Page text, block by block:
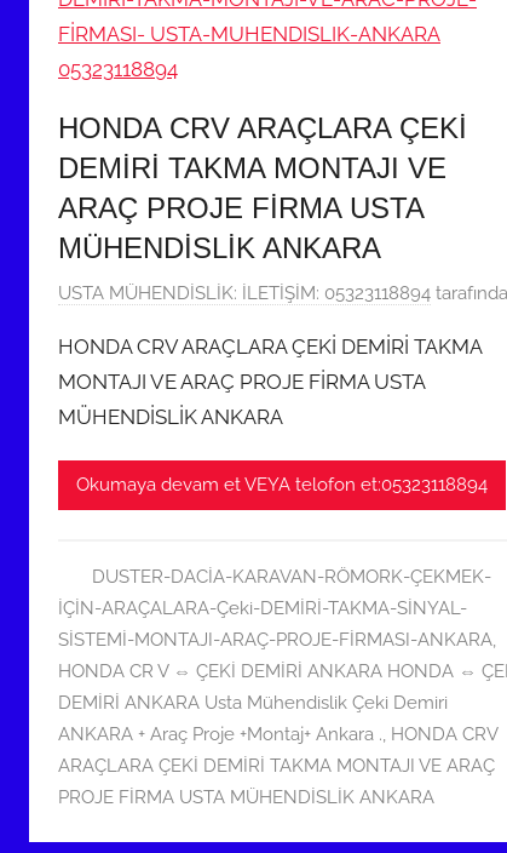
HONDA CRV ARAÇLARA ÇEKİ
DEMİRİ TAKMA MONTAJI VE
ARAÇ PROJE FİRMA USTA
MÜHENDİSLİK ANKARA
2
H
a
z
a
0
2
2
t
a
r
i
USTA MÜHENDİSLİK: İLETİŞİM: 05323118894
HONDA CRV ARAÇLARA ÇEKİ DEMİRİ TAKMA
MONTAJI VE ARAÇ PROJE FİRMA USTA
MÜHENDİSLİK ANKARA
Okumaya devam et VEYA telofon et:05323118894
DUSTER-DACİA-KARAVAN-RÖMORK-ÇEKMEK-
İÇİN-ARAÇALARA-Çeki-DEMİRİ-TAKMA-SİNYAL-
SİSTEMİ-MONTAJI-ARAÇ-PROJE-FİRMASI-ANKARA,
HONDA CR V ⇔ ÇEKİ DEMİRİ ANKARA HONDA ⇔
DEMİRİ ANKARA Usta Mühendislik Çeki Demiri
ANKARA + Araç Proje +Montaj+ Ankara ., HONDA CRV
ARAÇLARA ÇEKİ DEMİRİ TAKMA MONTAJI VE ARAÇ
PROJE FİRMA USTA MÜHENDİSLİK ANKARA